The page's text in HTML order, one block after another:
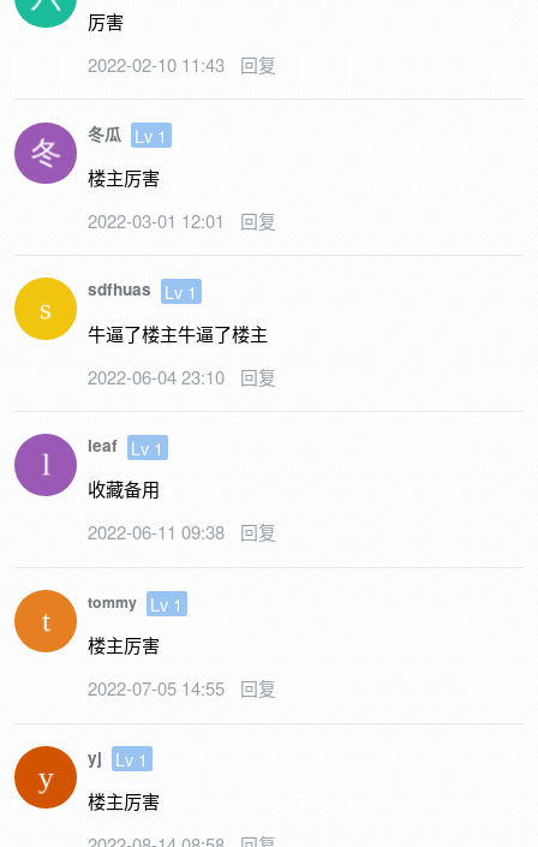
厉害
2022-02-10 11:43
回复
冬瓜
Lv 1
楼主厉害
2022-03-01 12:01
回复
sdfhuas
Lv 1
牛逼了楼主牛逼了楼主
2022-06-04 23:10
回复
leaf
Lv 1
收藏备用
2022-06-11 09:38
回复
tommy
Lv 1
楼主厉害
2022-07-05 14:55
回复
yj
Lv 1
楼主厉害